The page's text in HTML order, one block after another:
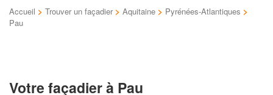
Accueil > Trouver un façadier > Aquitaine > Pyrénées-Atlantiques >
Pau
Votre façadier à Pau